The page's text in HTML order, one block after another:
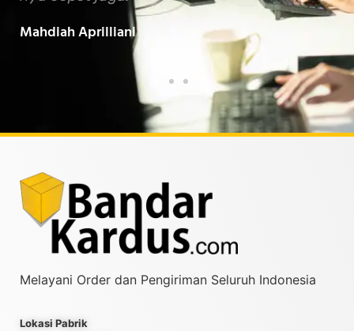
Baarokallahu Fiikum.."
Taufiqurrahman MZ
Melayani Order dan Pengiriman Seluruh Indonesia
Lokasi Pabrik